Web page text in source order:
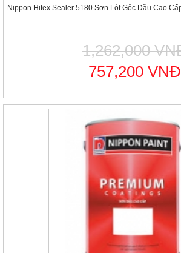
Nippon Hitex Sealer 5180 Sơn Lót Gốc Dầu Cao
1,262,000
757,200 VNĐ